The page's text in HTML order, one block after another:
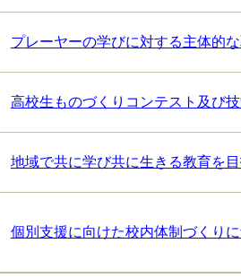
プレーヤーの学びに対する主体的
高校生ものづくりコンテスト及び
地域で共に学び共に生きる教育を
個別支援に向けた校内体制づくり